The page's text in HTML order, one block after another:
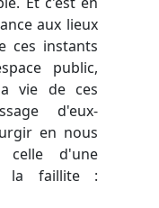
aux lieux
ces instants
public,
vie de ces
d'eux-
en nous
celle d'une
la faillite :